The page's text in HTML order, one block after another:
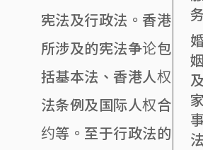
宪法及行政法。香港
所涉及的宪法争论包
括基本法、香港人权
法条例及国际人权合
约等。至于行政法的
务
姻
及
家
法